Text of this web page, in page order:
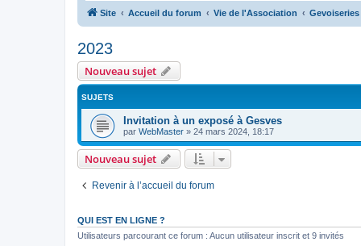
Site Accueil du forum Vie de l'Association Gevoiseries
2023
Nouveau sujet
SUJETS
Invitation à un exposé à Gesves
par WebMaster » 24 mars 2024, 18:17
Nouveau sujet
Revenir à l’accueil du forum
QUI EST EN LIGNE ?
Utilisateurs parcourant ce forum : Aucun utilisateur inscrit et 9 invités